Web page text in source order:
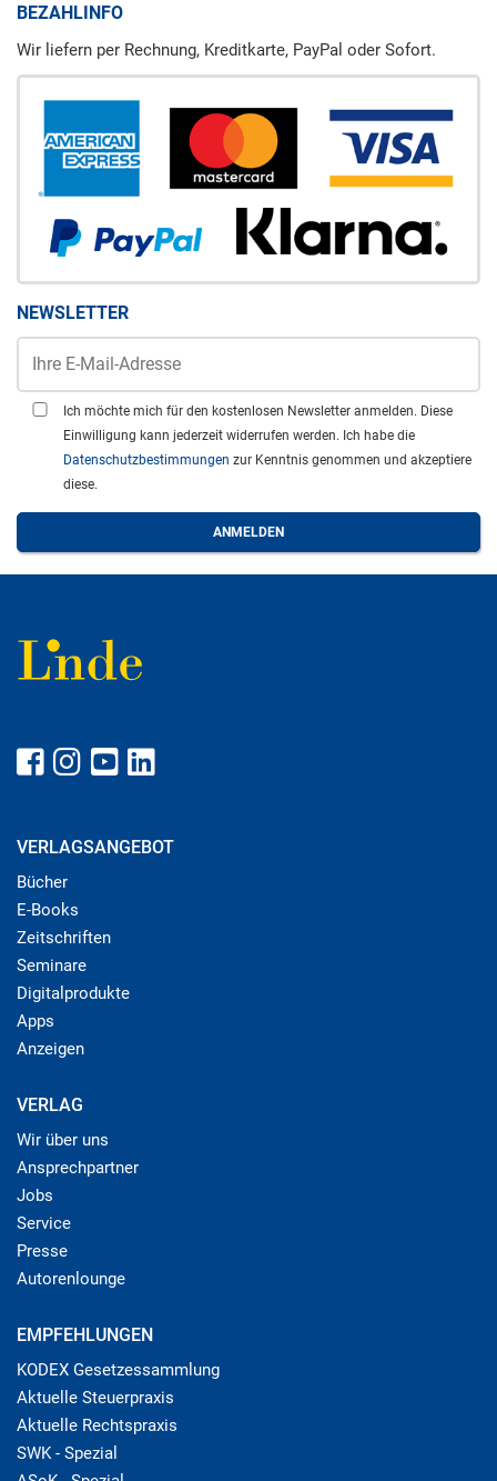
BEZAHLINFO
Wir liefern per Rechnung, Kreditkarte, PayPal oder Sofort.
NEWSLETTER
Ich möchte mich für den kostenlosen Newsletter anmelden. Diese
Einwilligung kann jederzeit widerrufen werden. Ich habe die
Datenschutzbestimmungen zur Kenntnis genommen und akzeptiere
diese.
VERLAGSANGEBOT
Bücher
E-Books
Zeitschriften
Seminare
Digitalprodukte
Apps
Anzeigen
VERLAG
Wir über uns
Ansprechpartner
Jobs
Service
Presse
Autorenlounge
EMPFEHLUNGEN
KODEX Gesetzessammlung
Aktuelle Steuerpraxis
Aktuelle Rechtspraxis
SWK - Spezial